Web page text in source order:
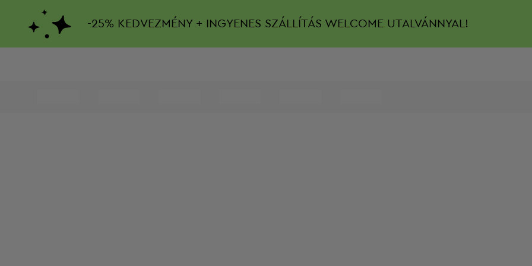
-25% KEDVEZMÉNY + INGYENES SZÁLLÍTÁS WELCOME UTALVÁNNYAL!